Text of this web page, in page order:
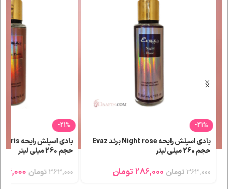
-21%
بادی اسپلش رایحه Night rose برند Evaz
حجم 260 میلی لیتر
363,000تومان 286,000 تومان
-21%
حجم 260 میلی لیتر
363,000تومان